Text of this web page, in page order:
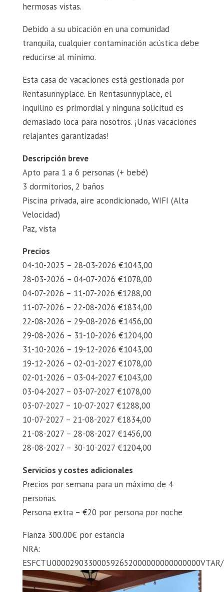
hermosas vistas.
Debido a su ubicación en una comunidad
tranquila, cualquier contaminación acústica debe
reducirse al mínimo.
Esta casa de vacaciones está gestionada por
Rentasunnyplace. En Rentasunnyplace, el
inquilino es primordial y ninguna solicitud es
demasiado loca para nosotros. ¡Unas vacaciones
relajantes garantizadas!
Descripción breve
Apto para 1 a 6 personas (+ bebé)
3 dormitorios, 2 baños
Piscina privada, aire acondicionado, WIFI (Alta
Velocidad)
Paz, vista
Precios
04-10-2025 – 28-03-2026 €1043,00
28-03-2026 – 04-07-2026 €1078,00
04-07-2026 – 11-07-2026 €1288,00
11-07-2026 – 22-08-2026 €1834,00
22-08-2026 – 29-08-2026 €1456,00
29-08-2026 – 31-10-2026 €1204,00
31-10-2026 – 19-12-2026 €1043,00
19-12-2026 – 02-01-2027 €1078,00
02-01-2026 – 03-04-2027 €1043,00
03-04-2027 – 03-07-2027 €1078,00
03-07-2027 – 10-07-2027 €1288,00
10-07-2027 – 21-08-2027 €1834,00
21-08-2027 – 28-08-2027 €1456,00
28-08-2027 – 30-10-2027 €1204,00
Servicios y costes adicionales
Precios por semana para un máximo de 4
personas.
Persona extra – €20 por persona por noche
Fianza 300.00€ por estancia
NRA: